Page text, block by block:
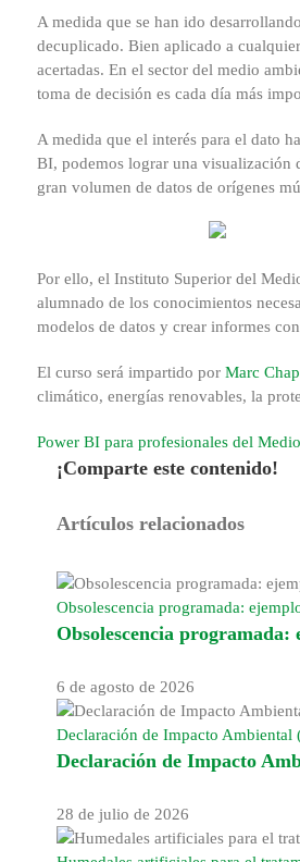
A medida que se han ido
decuplicado. Bien aplicado a
acertadas. En el sector del medio
toma de decisión es cada día más
A medida que el interés para el dato
BI, podemos lograr una visualización
gran volumen de datos de orígenes
Por ello, el Instituto Superior del
alumnado de los conocimientos
modelos de datos y crear informes
El curso será impartido porMarc
climático, energías renovables, la
Power BI para profesionales del
¡Comparte este contenido!
Facebook
X
Reddit
LinkedIn
WhatsApp
Tumblr
Pinterest
Correo
electrónico
Artículos relacionados
Obsolescencia programada:
Obsolescencia programada:
6 de agosto de 2026
Declaración de Impacto Ambiental
Declaración de Impacto
28 de julio de 2026